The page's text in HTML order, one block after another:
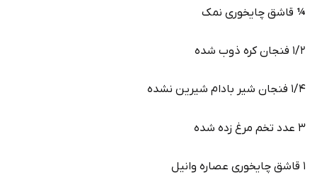
¼ قاشق چایخوری نمک
۱/۲ فنجان کره ذوب شده
۱/۴ فنجان شیر بادام شیرین نشده
۳ عدد تخم مرغ زده شده
۱ قاشق چایخوری عصاره وانیل